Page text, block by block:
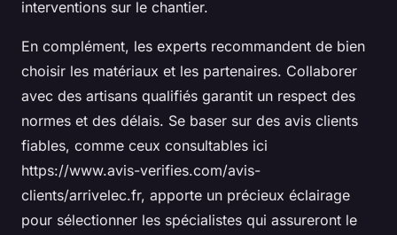
interventions sur le chantier.
En complément, les experts recommandent de bien
choisir les matériaux et les partenaires. Collaborer
avec des artisans qualifiés garantit un respect des
normes et des délais. Se baser sur des avis clients
fiables, comme ceux consultables ici
https://www.avis-verifies.com/avis-
clients/arrivelec.fr, apporte un précieux éclairage
pour sélectionner les spécialistes qui assureront le